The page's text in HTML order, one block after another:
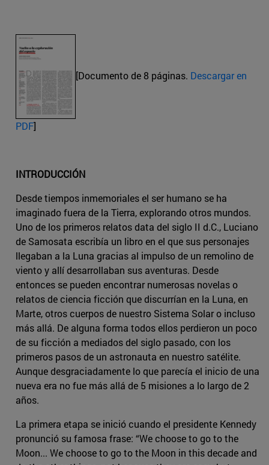
[Documento de 8 páginas. Descargar en
PDF]
INTRODUCCIÓN
Desde tiempos inmemoriales el ser humano se ha
imaginado fuera de la Tierra, explorando otros mundos.
Uno de los primeros relatos data del siglo II d.C., Luciano
de Samosata escribía un libro en el que sus personajes
llegaban a la Luna gracias al impulso de un remolino de
viento y allí desarrollaban sus aventuras. Desde
entonces se pueden encontrar numerosas novelas o
relatos de ciencia ficción que discurrían en la Luna, en
Marte, otros cuerpos de nuestro Sistema Solar o incluso
más allá. De alguna forma todos ellos perdieron un poco
de su ficción a mediados del siglo pasado, con los
primeros pasos de un astronauta en nuestro satélite.
Aunque desgraciadamente lo que parecía el inicio de una
nueva era no fue más allá de 5 misiones a lo largo de 2
años.
La primera etapa se inició cuando el presidente Kennedy
pronunció su famosa frase: “We choose to go to the
Moon... We choose to go to the Moon in this decade and